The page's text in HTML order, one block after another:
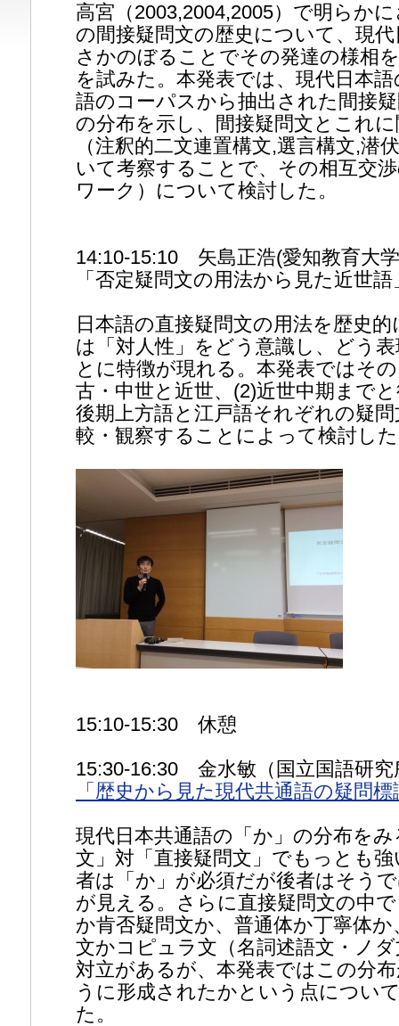
高宮（2003,2004,2005）で明らか
の間接疑問文の歴史について、現
さかのぼることでその発達の様相
を試みた。本発表では、現代日本
語のコーパスから抽出された間接
の分布を示し、間接疑問文とこれ
（注釈的二文連置構文,選言構文,潜
いて考察することで、その相互交
ワーク）について検討した。
14:10-15:10 矢島正浩(愛知教育大
「否定疑問文の用法から見た近世語
日本語の直接疑問文の用法を歴史
は「対人性」をどう意識し、どう
とに特徴が現れる。本発表ではそ
古・中世と近世、(2)近世中期まで
後期上方語と江戸語それぞれの疑
較・観察することによって検討し
15:10-15:30 休憩
15:30-16:30 金水敏（国立国語研究
「歴史から見た現代共通語の疑問
現代日本共通語の「か」の分布を
文」対「直接疑問文」でもっとも
者は「か」が必須だが後者はそう
が見える。さらに直接疑問文の中
か肯否疑問文か、普通体か丁寧体
文かコピュラ文（名詞述語文・ノ
対立があるが、本発表ではこの分
うに形成されたかという点につい
た。